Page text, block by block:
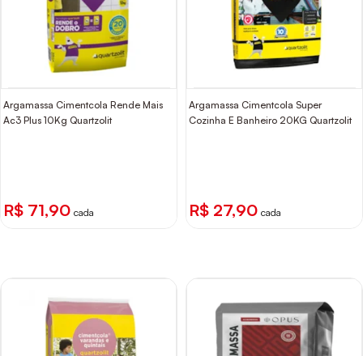
Argamassa Cimentcola Rende Mais
Ac3 Plus 10Kg Quartzolit
R$ 71,90 cada
Argamassa Cimentcola Super
Cozinha E Banheiro 20KG Quartzolit
R$ 27,90 cada